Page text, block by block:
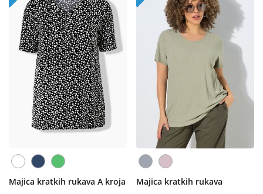
Majica kratkih rukava A kroja
Majica kratkih rukava